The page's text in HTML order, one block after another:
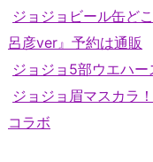
ジョジョビール缶ど
呂彦ver』予約は通販
ジョジョ5部ウエハ
ジョジョ眉マスカラ
コラボ